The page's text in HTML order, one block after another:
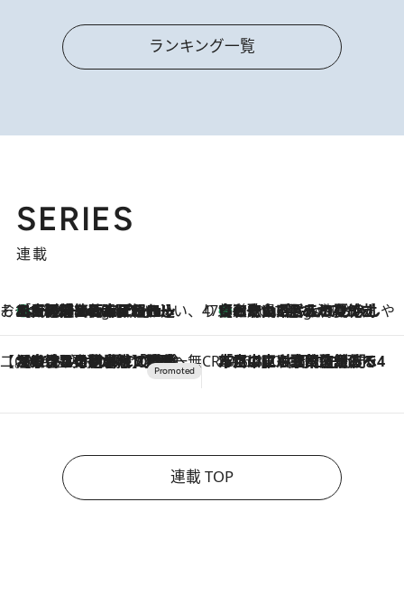
ランキング一覧
SERIES
連載
そおだよおこの関西おいしい、おやつ紀行
6 Hours Ago
［大阪府箕面市］一皿一皿目の前で仕上げられる、料理を巧みに組み込んだアシェットデセールコース「ミチル アシェット デセール（Michiru assiette dessert）」 47都道府県の手みやげ ひんやりスイーツで夏を満喫
6 Hours Ago
【和歌山県】この夏絶対食べたい 冷やしておいしいおやつ3選 みかんがごろっと丸ごと入ったジュレ
【CREA×星野リゾート】唯一無二。癒しと発見が待つ場所へ
2026.8.7
【トンボの足水浴】ヒノキの香りに包まれて涼感マックス！約13℃の湧水かけ流しを避暑地「星野温泉 トンボの湯」で体験 CREA'S CHOICE
2026.8.7
「立川にも歌舞伎があるんだよ」 片岡仁左衛門・市川中車ら豪華座組みで4年目の立川立飛歌舞伎へ
連載 TOP